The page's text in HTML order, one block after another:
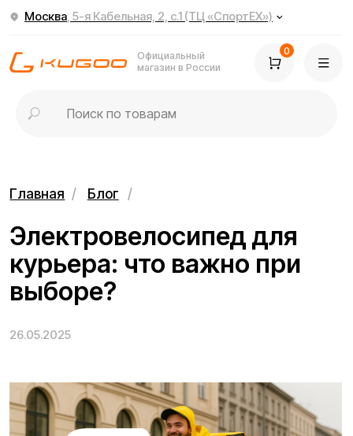
Москва, 5-я Кабельная, 2, с.1 (ТЦ «СпортЕХ»)
магазин в России
Электровелосипед для
выборе?
26.05.2025